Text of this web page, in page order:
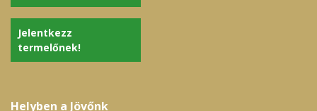
Jelentkezz
termelőnek!
Helyben a Jövőnk